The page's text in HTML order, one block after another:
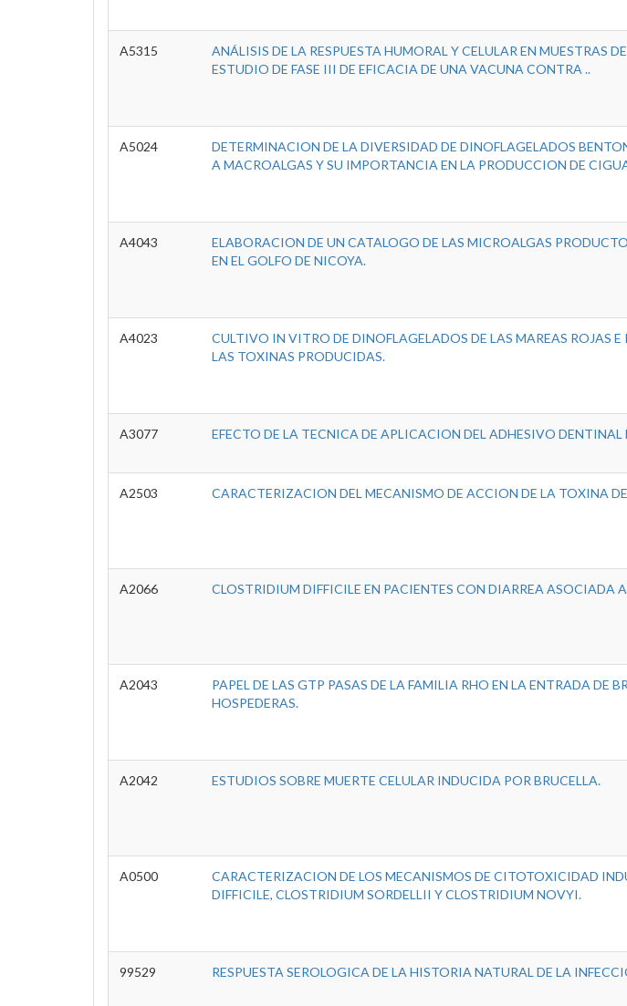
A5315
ANÁLISIS DE LA RESPUESTA HUMORAL Y CELULAR EN MUESTRAS
ESTUDIO DE FASE III DE EFICACIA DE UNA VACUNA CONTRA ..
A5024
DETERMINACION DE LA DIVERSIDAD DE DINOFLAGELADOS
A MACROALGAS Y SU IMPORTANCIA EN LA PRODUCCION DE
A4043
ELABORACION DE UN CATALOGO DE LAS MICROALGAS
EN EL GOLFO DE NICOYA.
A4023
CULTIVO IN VITRO DE DINOFLAGELADOS DE LAS MAREAS ROJAS
LAS TOXINAS PRODUCIDAS.
A3077 EFECTO DE LA TECNICA DE APLICACION DEL ADHESIVO
A2503 CARACTERIZACION DEL MECANISMO DE ACCION DE LA TOXINA
A2066 CLOSTRIDIUM DIFFICILE EN PACIENTES CON DIARREA ASOCIADA
A2043
PAPEL DE LAS GTP PASAS DE LA FAMILIA RHO EN LA ENTRADA DE
HOSPEDERAS.
A2042 ESTUDIOS SOBRE MUERTE CELULAR INDUCIDA POR BRUCELLA.
A0500
CARACTERIZACION DE LOS MECANISMOS DE CITOTOXICIDAD
DIFFICILE, CLOSTRIDIUM SORDELLII Y CLOSTRIDIUM NOVYI.
99529 RESPUESTA SEROLOGICA DE LA HISTORIA NATURAL DE LA